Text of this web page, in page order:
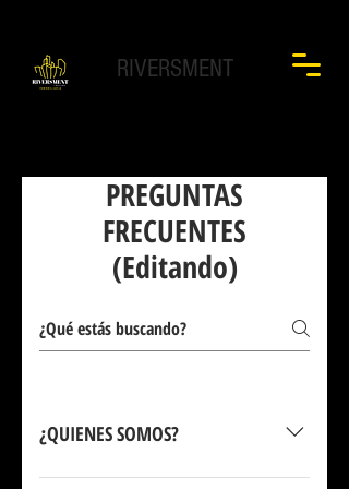
RIVERSMENT
PREGUNTAS
FRECUENTES
(Editando)
¿QUIENES SOMOS?
Riversment es una agencia inmobiliaria